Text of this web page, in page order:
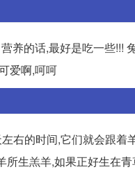
养的话,最好是吃一些!!!
爱啊,呵呵
右的时间,它们就会跟
生羔羊,如果正好生在